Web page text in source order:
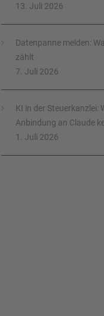
13. Juli 2026
Datenpanne melden:
zählt
7. Juli 2026
KI in der Steuerkanzlei:
Anbindung an Claude
1. Juli 2026